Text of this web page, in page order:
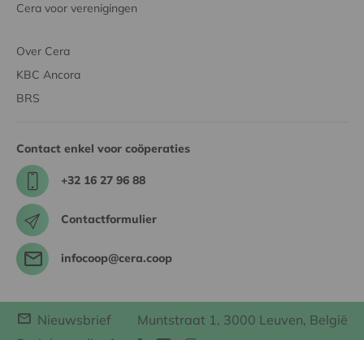
Cera voor verenigingen
Over Cera
KBC Ancora
BRS
Contact enkel voor coöperaties
+32 16 27 96 88
Contactformulier
infocoop@cera.coop
Nieuwsbrief
Muntstraat 1, 3000 Leuven, België